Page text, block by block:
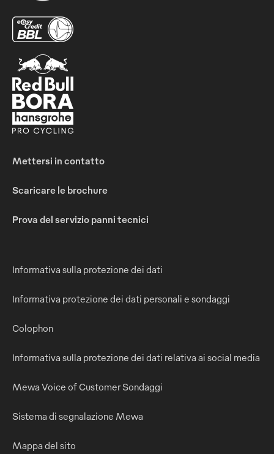
Mettersi in contatto
Scaricare le brochure
Prova del servizio panni tecnici
Informativa sulla protezione dei dati
Informativa protezione dei dati personali e sondaggi
Colophon
Informativa sulla protezione dei dati relativa ai social media
Mewa Voice of Customer Sondaggi
Sistema di segnalazione Mewa
Mappa del sito